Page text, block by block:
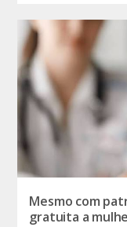
Mesmo com
gratuita a